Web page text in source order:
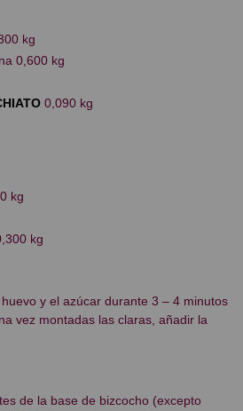
kg
0,600 kg
0,090 kg
kg
kg
y el azúcar durante 3 – 4 minutos
vez montadas las claras, añadir la
de la base de bizcocho (excepto